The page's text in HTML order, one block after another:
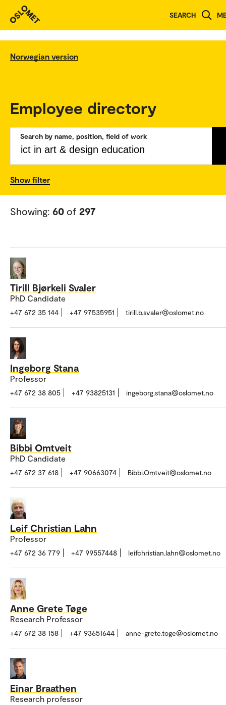
SEARCH
Norwegian version
Employee directory
Search by name, position, field of work
Show filter
Showing: 60 of 297
Tirill Bjørkeli Svaler
PhD Candidate
+47 672 35 144 +47 97535951 tirill.b.svaler@oslomet.no
Ingeborg Stana
Professor
+47 672 38 805 +47 93825131 ingeborg.stana@oslomet.no
Bibbi Omtveit
PhD Candidate
+47 672 37 618 +47 90663074 Bibbi.Omtveit@oslomet.no
Leif Christian Lahn
Professor
+47 672 36 779 +47 99557448 leifchristian.lahn@oslomet.no
Anne Grete Tøge
Research Professor
+47 672 38 158 +47 93651644 anne-grete.toge@oslomet.no
Einar Braathen
Research professor